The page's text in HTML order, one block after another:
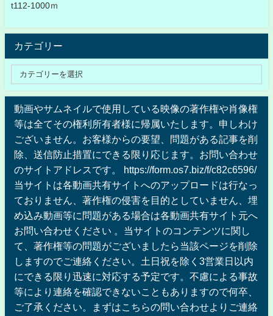
t112-1000ｍ
カテゴリー
動画やサムネイルで使用している映像の著作権や肖像権
等は全てその権利所有者様に帰属いたします。申しわけ
ございません。お客様からの要望、問題がある記事を削
除、送信防止措置にできる限り応じます。お問い合わせ
のサイトアドレスです。 https://form.os7.biz/f/c82c6596/
当サイトは各動画共有サイトへのアップロードは行なっ
ておりません、著作権の侵害を目的としていません、埋
め込み動画等に問題がある場合は各動画共有サイト元へ
お問い合わせください 。当サイトのコンテンツに関し
て、著作権等の問題がございましたら当該ページを削除
しますのでご連絡ください。土日祝を除く3営業日以内
にできる限り迅速に対応する予定です。不慮による事故
等により連絡を確認できないこともありますので何卒、
ご了承ください。まずはこちらの問い合わせよりご連絡